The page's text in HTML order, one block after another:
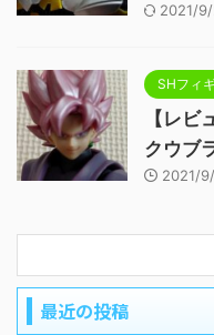
2021/
SHフィ
【レ
クウブ
2021/
最近の投稿